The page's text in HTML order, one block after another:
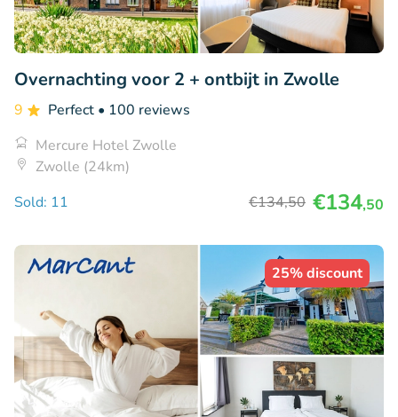
Overnachting voor 2 + ontbijt in Zwolle
9 Perfect • 100 reviews
Mercure Hotel Zwolle
Zwolle (24km)
Sold: 11
€134,50 €134,50
25% discount